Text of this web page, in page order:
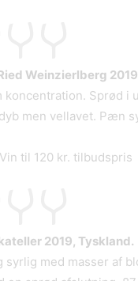
Weinzierlberg
koncentration. Sprød
men vellavet. Pæn
til 120 kr. tilbudspris
2019, Tyskland.
med masser af